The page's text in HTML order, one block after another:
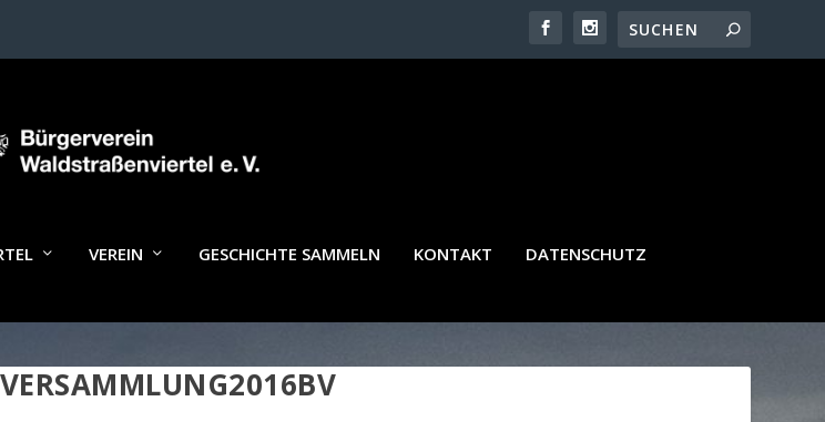
VEREIN GESCHICHTE SAMMELN KONTAKT DATENSCHUTZ